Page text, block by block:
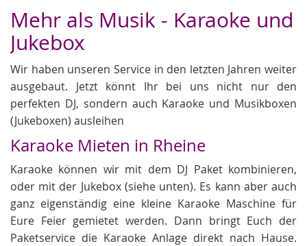
Mehr als Musik - Karaoke und
Jukebox
Wir haben unseren Service in den letzten Jahren weiter
ausgebaut. Jetzt könnt Ihr bei uns nicht nur den
perfekten DJ, sondern auch Karaoke und Musikboxen
(Jukeboxen) ausleihen
Karaoke Mieten in Rheine
Karaoke können wir mit dem DJ Paket kombinieren,
oder mit der Jukebox (siehe unten). Es kann aber auch
ganz eigenständig eine kleine Karaoke Maschine für
Eure Feier gemietet werden. Dann bringt Euch der
Paketservice die Karaoke Anlage direkt nach Hause.